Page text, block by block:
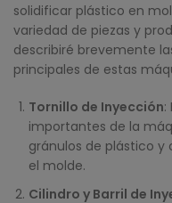
solidificar plástico en
variedad de piezas y
describiré brevemente
principales de estas
Tornillo de Inyección:
importantes de la
gránulos de plástico
el molde.
Cilindro y Barril de